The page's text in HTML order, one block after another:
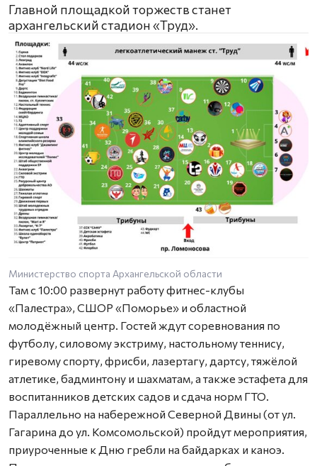
Главной площадкой торжеств станет
архангельский стадион «Труд».
Министерство спорта Архангельской области
Там с 10:00 развернут работу фитнес-клубы
«Палестра», СШОР «Поморье» и областной
молодёжный центр. Гостей ждут соревнования по
футболу, силовому экстриму, настольному теннису,
гиревому спорту, фрисби, лазертагу, дартсу, тяжёлой
атлетике, бадминтону и шахматам, а также эстафета для
воспитанников детских садов и сдача норм ГТО.
Параллельно на набережной Северной Двины (от ул.
Гагарина до ул. Комсомольской) пройдут мероприятия,
приуроченные к Дню гребли на байдарках и каноэ.